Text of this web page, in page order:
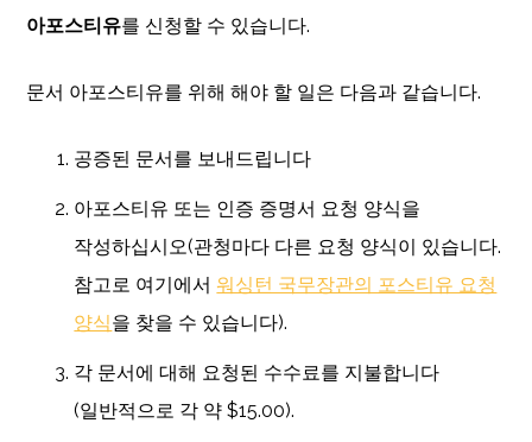
아포스티유를 신청할 수 있습니다.
문서 아포스티유를 위해 해야 할 일은 다음과 같습니다.
공증된 문서를 보내드립니다
아포스티유 또는 인증 증명서 요청 양식을
작성하십시오(관청마다 다른 요청 양식이 있습니다.
참고로 여기에서 워싱턴 국무장관의 포스티유 요청
양식을 찾을 수 있습니다).
각 문서에 대해 요청된 수수료를 지불합니다
(일반적으로 각 약 $15.00).